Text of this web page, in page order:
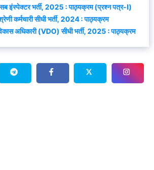
इंस्पेक्टर भर्ती, 2025 : पाठ्यक्रम (प्रश्न पत्र-I)
कर्मचारी सीधी भर्ती, 2024 : पाठ्यक्रम
अधिकारी (VDO) सीधी भर्ती, 2025 : पाठ्यक्रम